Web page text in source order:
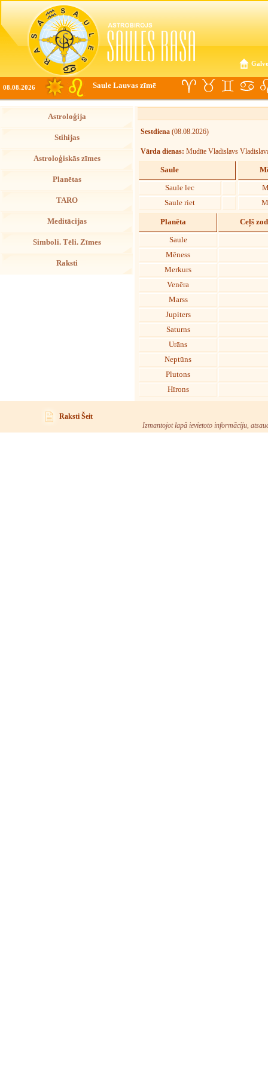
08.08.2026 Saule Lauvas zīmē
Astroloģija
Stihijas
Astroloģiskās zīmes
Planētas
TARO
Meditācijas
Simboli. Tēli. Zīmes
Raksti
Sestdiena (08.08.2026)
Vārda dienas: Mudīte Vladislavs
Saule
Saule lec
Saule riet
Planēta Ceļš
Saule
Mēness
Merkurs
Venēra
Marss
Jupiters
Saturns
Urāns
Neptūns
Plutons
Hīrons
Raksti Šeit
Izmantojot lapā ievietoto informāciju,